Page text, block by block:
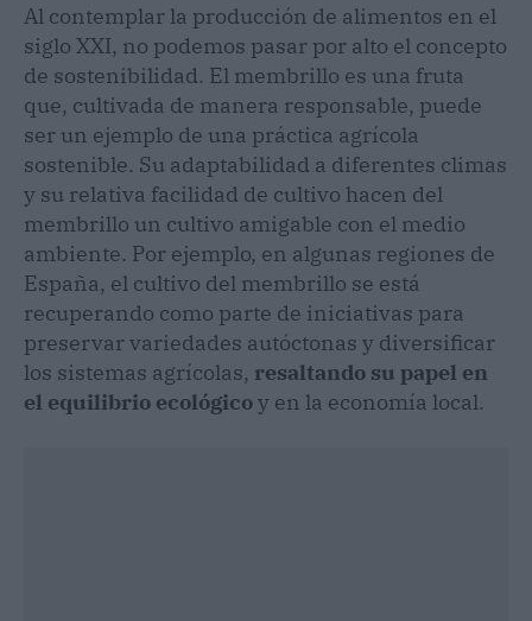
Al contemplar la producción de alimentos en el
siglo XXI, no podemos pasar por alto el concepto
de sostenibilidad. El membrillo es una fruta
que, cultivada de manera responsable, puede
ser un ejemplo de una práctica agrícola
sostenible. Su adaptabilidad a diferentes climas
y su relativa facilidad de cultivo hacen del
membrillo un cultivo amigable con el medio
ambiente. Por ejemplo, en algunas regiones de
España, el cultivo del membrillo se está
recuperando como parte de iniciativas para
preservar variedades autóctonas y diversificar
los sistemas agrícolas, resaltando su papel en
el equilibrio ecológicoy en la economía local.